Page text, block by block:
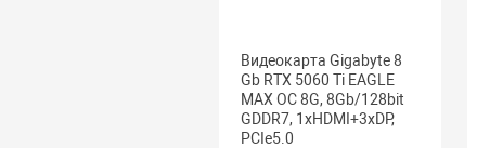
Видеокарта Gigabyte 8
Gb RTX 5060 Ti EAGLE
MAX OC 8G, 8Gb/128bit
GDDR7, 1хHDMI+3xDP,
PCIe5.0